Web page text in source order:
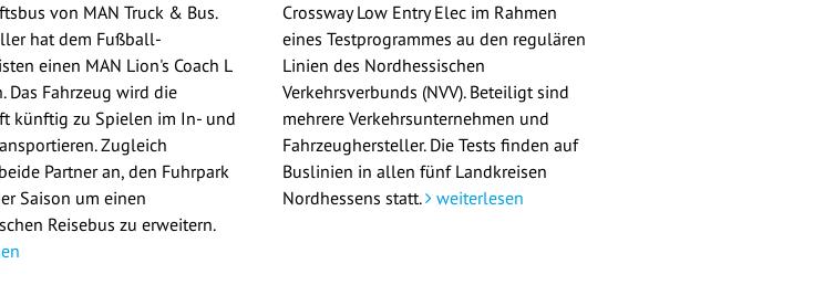
von MAN Truck & Bus.
hat dem Fußball-
einen MAN Lion's Coach L
Das Fahrzeug wird die
künftig zu Spielen im In- und
Zugleich
Partner an, den Fuhrpark
Saison um einen
Reisebus zu erweitern.
Crossway Low Entry Elec im Rahmen
eines Testprogrammes au den regulären
Linien des Nordhessischen
Verkehrsverbunds (NVV). Beteiligt sind
mehrere Verkehrsunternehmen und
Fahrzeughersteller. Die Tests finden auf
Buslinien in allen fünf Landkreisen
Nordhessens statt. weiterlesen